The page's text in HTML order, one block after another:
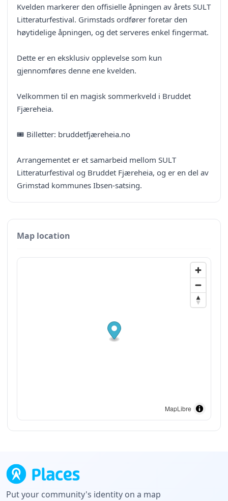
Kvelden markerer den offisielle åpningen av årets SULT
Litteraturfestival. Grimstads ordfører foretar den
høytidelige åpningen, og det serveres enkel fingermat.
Dette er en eksklusiv opplevelse som kun
gjennomføres denne ene kvelden.
Velkommen til en magisk sommerkveld i Bruddet
Fjæreheia.
🎟️ Billetter: bruddetfjæreheia.no
Arrangementet er et samarbeid mellom SULT
Litteraturfestival og Bruddet Fjæreheia, og er en del av
Grimstad kommunes Ibsen-satsing.
Map location
MapLibre
Put your community's identity on a map